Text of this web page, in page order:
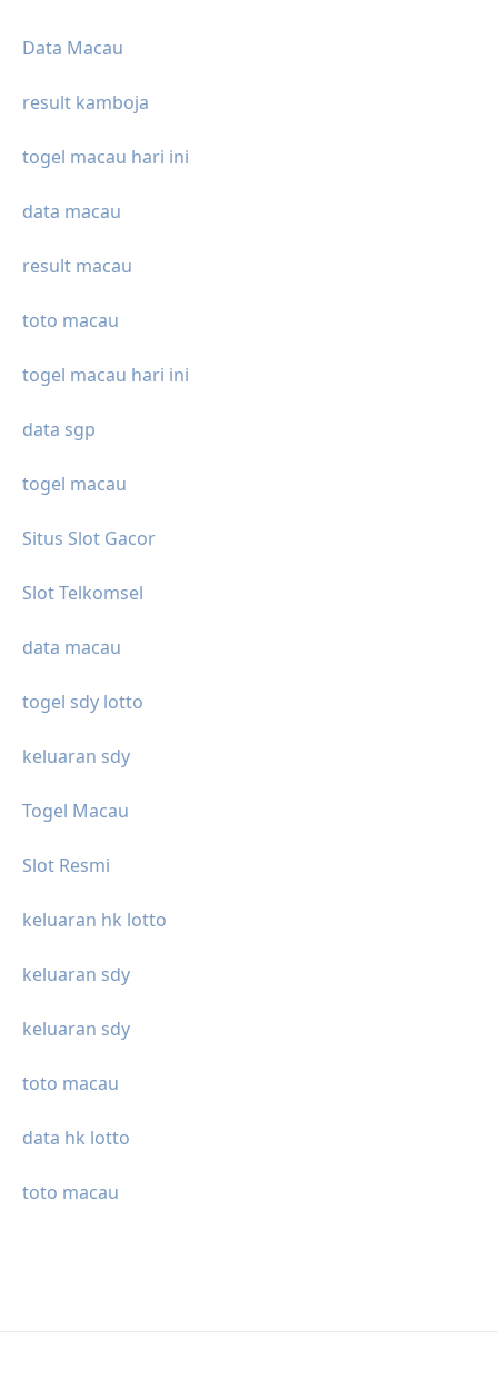
Data Macau
result kamboja
togel macau hari ini
data macau
result macau
toto macau
togel macau hari ini
data sgp
togel macau
Situs Slot Gacor
Slot Telkomsel
data macau
togel sdy lotto
keluaran sdy
Togel Macau
Slot Resmi
keluaran hk lotto
keluaran sdy
keluaran sdy
toto macau
data hk lotto
toto macau